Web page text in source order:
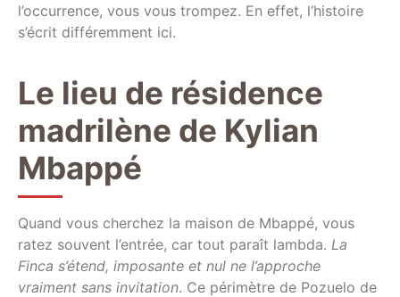
l’occurrence, vous vous trompez. En effet, l’histoire
s’écrit différemment ici.
Le lieu de résidence
madrilène de Kylian
Mbappé
Quand vous cherchez la maison de Mbappé, vous
ratez souvent l’entrée, car tout paraît lambda. La
Finca s’étend, imposante et nul ne l’approche
vraiment sans invitation. Ce périmètre de Pozuelo de